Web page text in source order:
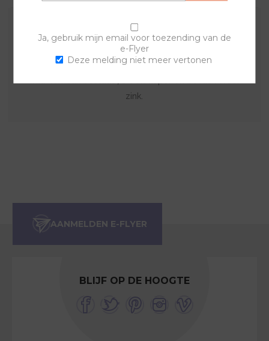
Een origineel horloge zelf samenstellen? Dat is
mogelijk met deze tombak sierringen en de
horlogebanden. Combineer en creëer zo vaak je zelf
zink.
BLIJF OP DE HOOGTE
Ja, gebruik mijn email voor toezending van de
e-Flyer
Deze melding niet meer vertonen